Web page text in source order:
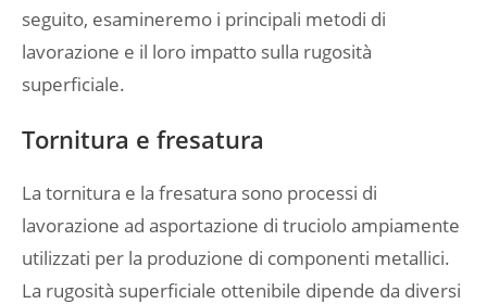
seguito, esamineremo i principali metodi di
lavorazione e il loro impatto sulla rugosità
superficiale.
Tornitura e fresatura
La tornitura e la fresatura sono processi di
lavorazione ad asportazione di truciolo ampiamente
utilizzati per la produzione di componenti metallici.
La rugosità superficiale ottenibile dipende da diversi